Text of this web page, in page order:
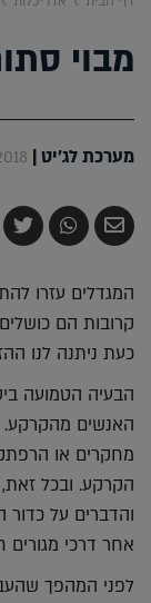
מבוי
מערכת לג'יט|
16:07
שלח
בדואר
שתף
ב-
ב-
המגדלים עזרו
קרובות הם
כעת ניתנה לנו
הבעיה הטמועה
האנשים מהקרקע.
מחקרים או
הקרקע. ובכל
והדברים על כדור
אחר דרכי מגורים
לפני המהפך